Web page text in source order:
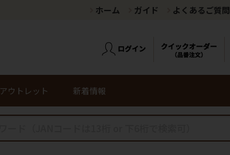
ホーム ガイド よくあるご質問
アウトレット 新着情報